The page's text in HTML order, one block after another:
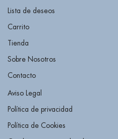
Lista de deseos
Carrito
Tienda
Sobre Nosotros
Contacto
Aviso Legal
Política de privacidad
Política de Cookies